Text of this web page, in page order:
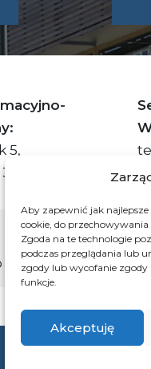
Aby zapewnić jak
cookie, do
Zgoda na te technologie
podczas przeglądania lub
zgody lub wycofanie zgody
funkcje.
Akceptuję
5,
Adres ePUAP
AE:PL-
© 2026